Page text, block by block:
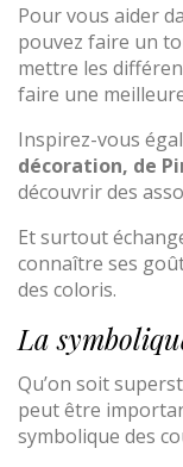
Pour vous aider
pouvez faire un
mettre les
faire une
Inspirez-vous
décoration, de
découvrir des
Et surtout
connaître ses
des coloris.
La
Qu’on soit
peut être
symbolique des